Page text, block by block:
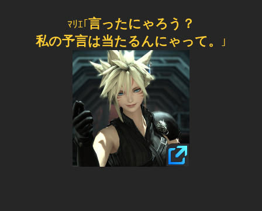
ﾏﾘｴ｢ 言ったにゃろう？
私の予言は当たるんにゃって。
｣